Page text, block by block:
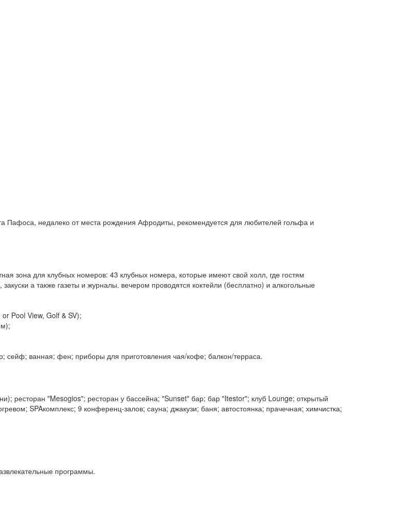
Пафоса, недалеко от места рождения Афродиты, рекомендуется для любителей гольфа и
зона для клубных номеров: 43 клубных номера, которые имеют свой холл, где гостям
а также газеты и журналы. вечером проводятся коктейли (бесплатно) и алкогольные
Pool View, Golf & SV);
сейф; ванная; фен; приборы для приготовления чая/кофе; балкон/терраса.
ресторан "Mesogios"; ресторан у бассейна; "Sunset" бар; бар "Itestor"; клуб Lounge; открытый
SPAкомплекс; 9 конференц-залов; сауна; джакузи; баня; автостоянка; прачечная; химчистка;
программы.